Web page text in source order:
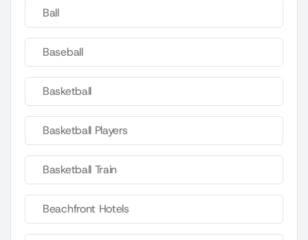
Ball
Baseball
Basketball
Basketball Players
Basketball Train
Beachfront Hotels